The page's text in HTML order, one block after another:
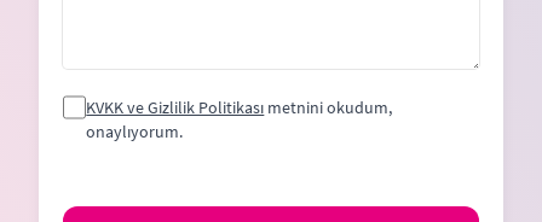
KVKK ve Gizlilik Politikası metnini okudum,
onaylıyorum.